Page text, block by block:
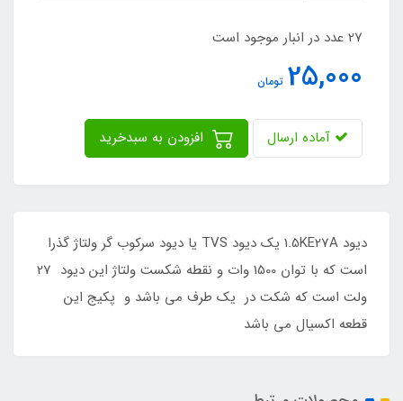
27 عدد در انبار موجود است
25,000 تومان
آماده ارسال
دیود 1.5KE27A یک دیود TVS یا دیود سرکوب گر ولتاژ گذرا
است که با توان 1500 وات و نقطه شکست ولتاژ این دیود 27
ولت است که شکت در یک طرف می باشد و پکیج این
قطعه اکسیال می باشد